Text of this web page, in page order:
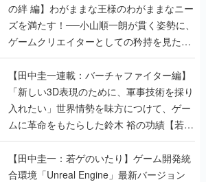
の絆 編】わがままな王様のわがままなニー
ズを満たす！──小山順一朗が貫く姿勢に、
ゲームクリエイターとしての矜持を見た
【若ゲのいたり最終回】
【田中圭一連載：バーチャファイター編】
「新しい3D表現のために、軍事技術を採り
入れたい」世界情勢を味方につけて、ゲー
ムに革命をもたらした鈴木 裕の功績【若ゲ
のいたり】
【田中圭一：若ゲのいたり】ゲーム開発統
合環境「Unreal Engine」最新バージョン